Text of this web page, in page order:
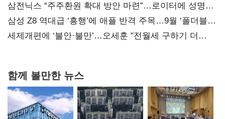
지지도 '50% 아래로'(종합)
삼전닉스 “주주환원 확대 방안 마련”…로이터에 성명
보내
삼성 Z8 역대급 ‘흥행’에 애플 반격 주목…9월 ‘폴더블
대전’
세제개편에 ‘불안·불만’…오세훈 "전월세 구하기 더
함께 볼만한 뉴스